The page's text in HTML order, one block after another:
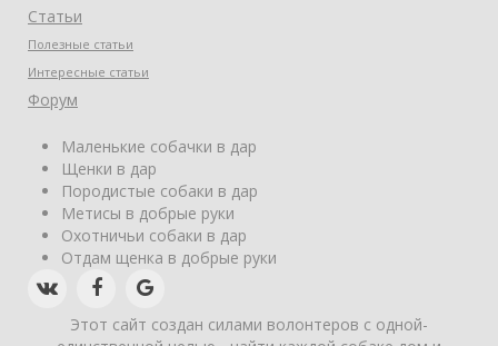
Статьи
Полезные статьи
Интересные статьи
Форум
Маленькие собачки в дар
Щенки в дар
Породистые собаки в дар
Метисы в добрые руки
Охотничьи собаки в дар
Отдам щенка в добрые руки
Этот сайт создан силами волонтеров с одной-